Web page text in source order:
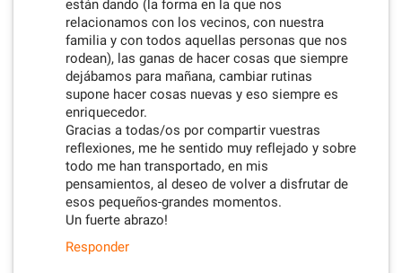
están dando (la forma en la que nos
relacionamos con los vecinos, con nuestra
familia y con todos aquellas personas que nos
rodean), las ganas de hacer cosas que siempre
dejábamos para mañana, cambiar rutinas
supone hacer cosas nuevas y eso siempre es
enriquecedor.
Gracias a todas/os por compartir vuestras
reflexiones, me he sentido muy reflejado y sobre
todo me han transportado, en mis
pensamientos, al deseo de volver a disfrutar de
esos pequeños-grandes momentos.
Un fuerte abrazo!
Responder